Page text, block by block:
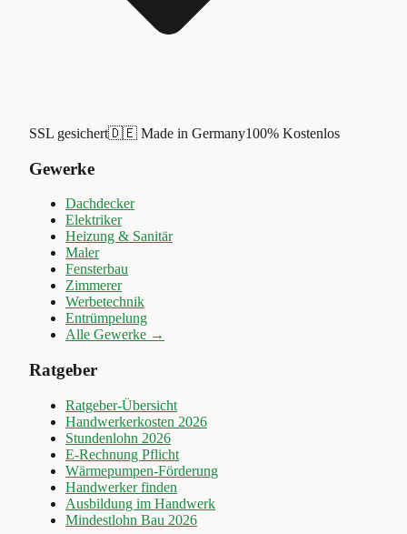
SSL gesichert🇩🇪 Made in Germany100% Kostenlos
Gewerke
Dachdecker
Elektriker
Heizung & Sanitär
Maler
Fensterbau
Zimmerer
Werbetechnik
Entrümpelung
Alle Gewerke →
Ratgeber
Ratgeber-Übersicht
Handwerkerkosten 2026
Stundenlohn 2026
E-Rechnung Pflicht
Wärmepumpen-Förderung
Handwerker finden
Ausbildung im Handwerk
Mindestlohn Bau 2026